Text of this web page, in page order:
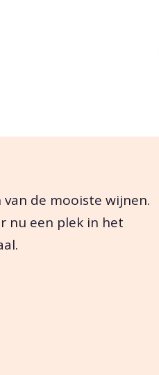
van de mooiste wijnen.
nu een plek in het